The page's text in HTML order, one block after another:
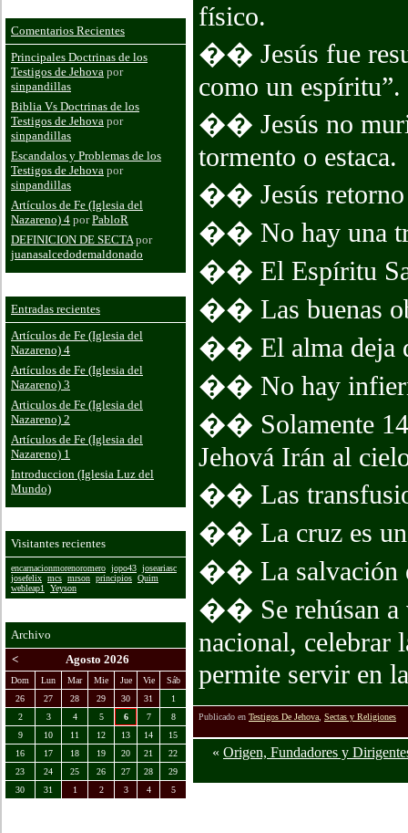
físico.
�� Jesús fue
como un espíritu”.
�� Jesús no
tormento o estaca.
�� Jesús retorno
�� No hay una
�� El Espíritu
�� Las buenas
�� El alma deja
�� No hay
�� Solamente
Jehová Irán al
�� Las
�� La cruz es un
�� La salvación
�� Se rehúsan a
nacional, celebrar
permite servir en
Publicado en Testigos De Jehova Sectas y Religiones
« Origen, Fundadores y
Comentarios Recientes
Principales Doctrinas de los
Testigos de Jehova por
sinpandillas
Biblia Vs Doctrinas de los
Testigos de Jehova por
sinpandillas
Escandalos y Problemas de los
Testigos de Jehova por
sinpandillas
Artículos de Fe (Iglesia del
Nazareno) 4 porPabloR
DEFINICION DE SECTA por
juanasalcedodemaldonado
Entradas recientes
Artículos de Fe (Iglesia del
Nazareno) 4
Artículos de Fe (Iglesia del
Nazareno) 3
Articulos de Fe (Iglesia del
Nazareno) 2
Artículos de Fe (Iglesia del
Nazareno) 1
Introduccion (Iglesia Luz del
Mundo)
Visitantes recientes
encarnacionmorenoromero jopo43 joseariasc
josefelix mcs mrson principios Quim
webleap1
Yeyson
Archivo
<
Agosto 2026
Dom Lun Mar Mie Jue Vie
Sáb
26
27 28 29 30 31
1
2
3 4 5 6 7
8
9
10 11 12 13 14
15
16
17 18 19 20 21
22
23
24 25 26 27 28
29
30
31 1 2 3 4 5